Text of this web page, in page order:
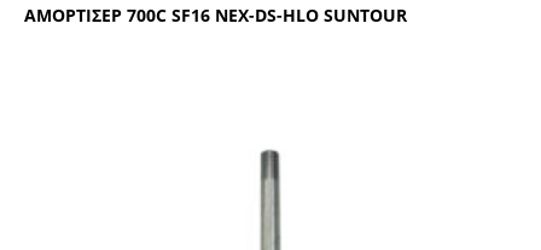
ΑΜΟΡΤΙΣΕΡ 700C SF16 ΝΕΧ-DS-ΗLΟ SUΝΤΟUR